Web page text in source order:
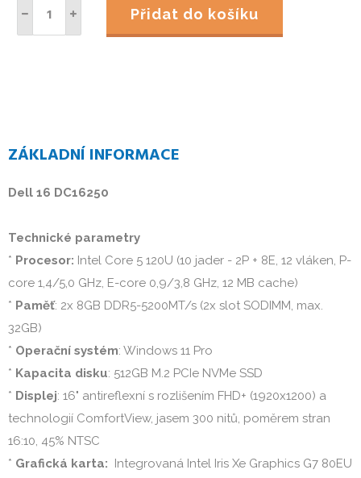
Přidat do košíku
ZÁKLADNÍ INFORMACE
Dell 16 DC16250
Technické parametry
* Procesor: Intel Core 5 120U (10 jader - 2P + 8E, 12 vláken, P-
core 1,4/5,0 GHz, E-core 0,9/3,8 GHz, 12 MB cache)
* Paměť: 2x 8GB DDR5-5200MT/s (2x slot SODIMM, max.
32GB)
* Operační systém: Windows 11 Pro
* Kapacita disku: 512GB M.2 PCIe NVMe SSD
* Displej: 16" antireflexní s rozlišením FHD+ (1920x1200) a
technologií ComfortView, jasem 300 nitů, poměrem stran
16:10, 45% NTSC
* Grafická karta: Integrovaná Intel Iris Xe Graphics G7 80EU